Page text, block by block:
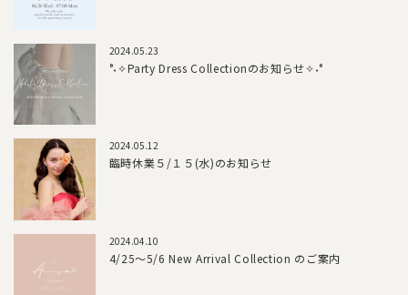
2024.05.23
°˖✧Party Dress Collectionのお知らせ✧˖°
2024.05.12
臨時休業５/１５(水)のお知らせ
2024.04.10
4/25～5/6 New Arrival Collection のご案内